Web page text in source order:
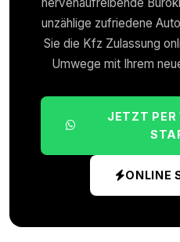
unzählige zufriedene
Sie die Kfz Zulassung
Umwege mit Ihrem
JETZT
ONLINE